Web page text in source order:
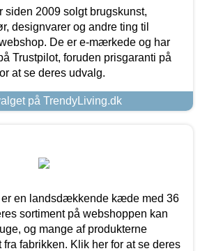
siden 2009 solgt brugskunst,
designvarer og andre ting til
De er e-mærkede og har
Trustpilot, foruden prisgaranti på
at se deres udvalg.
på TrendyLiving.dk
er en landsdækkende kæde med 36
sortiment på webshoppen kan
og mange af produkterne
fra fabrikken. Klik her for at se deres